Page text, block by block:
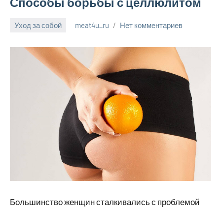
Уход за собой meat4u_ru Нет комментариев
Большинство женщин сталкивались с проблемой